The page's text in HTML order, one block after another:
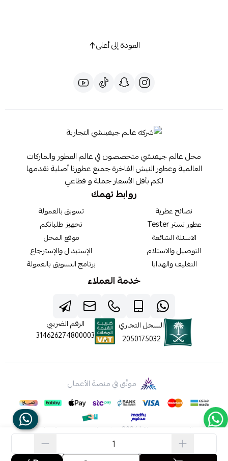
العودة إلى أعلى
محل عالم جيفنشي متخصصون في عالم العطور والماركات
العالمية وعطور النيش الفاخرة جميع عطورنا أصلية نقدمها
لكم بأقل الأسعار جملة و قطاعي
روابط تهمك
نصائح عطرية
عطور تستر Tester
الاسئلة الشائعة
التوصيل والاستلام
التغليف والهدايا
تسويق بالعمولة
تجهيز طلباتكم
موقع المحل
الإستبدال والإسترجاع
برنامج التسويق بالعمولة
خدمة العملاء
السجل التجاري
2050175032
الرقم الضريبي
314626274800003
موثّق في منصة الأعمال
الحقوق محفوظة | 2026 شركه عالم جيفينشي التجارية